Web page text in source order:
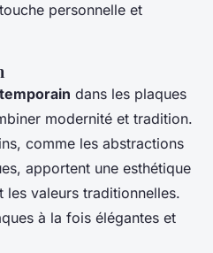
personnelle et
dans les plaques
modernité et tradition.
comme les abstractions
apportent une esthétique
les valeurs traditionnelles.
à la fois élégantes et